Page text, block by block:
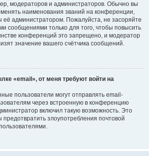
модераторов и администраторов. Обычно вы
наименования званий на конференции,
её администратором. Пожалуйста, не засоряйте
сообщениями только для того, чтобы повысить
конференций это запрещено, и модератор
значение вашего счётчика сообщений.
«email», от меня требуют войти на
пользователи могут отправлять email-
через встроенную в конференцию
включил такую возможность. Это
предотвратить злоупотребления почтовой